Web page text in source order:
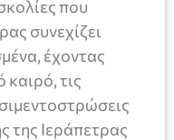
που
συνεχίζει
έχοντας
τις
της Ιεράπετρας